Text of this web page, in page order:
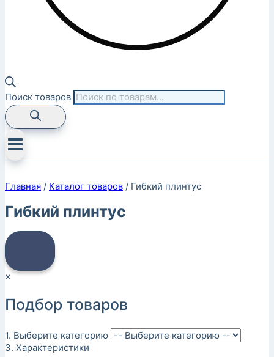
Поиск товаров
Главная / Каталог товаров / Гибкий плинтус
Гибкий плинтус
×
Подбор товаров
1. Выберите категорию
3. Характеристики